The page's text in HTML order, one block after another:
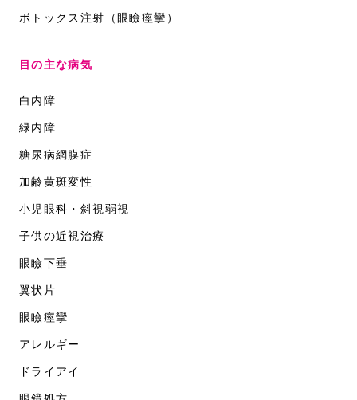
ボトックス注射 （眼瞼痙攣）
目の主な病気
白内障
緑内障
糖尿病網膜症
加齢黄斑変性
小児眼科・斜視弱視
子供の近視治療
眼瞼下垂
翼状片
眼瞼痙攣
アレルギー
ドライアイ